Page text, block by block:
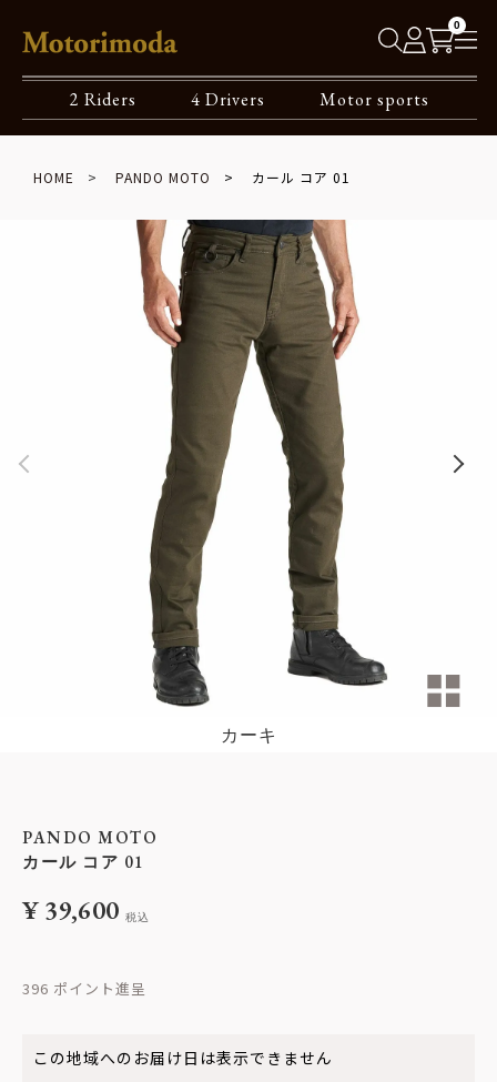
0
2 Riders 4 Drivers Motor sports
HOME PANDO MOTO カール コア 01
カーキ
PANDO MOTO
カール コア 01
¥39,600 税込
396
この地域へのお届け日は表示できません